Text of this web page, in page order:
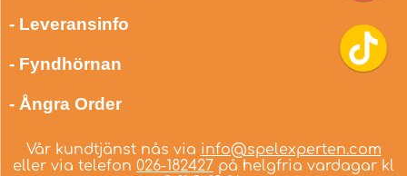
- Leveransinfo
- Fyndhörnan
- Ångra Order
Vår kundtjänst nås via info@spelexperten.com
eller via telefon 026-182427 på helgfria vardagar kl